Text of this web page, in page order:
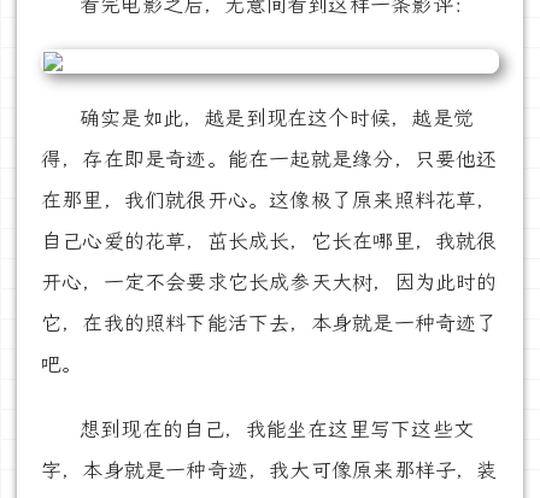
看完电影之后，无意间看到这样一条影评：
确实是如此，越是到现在这个时候，越是觉
得，存在即是奇迹。能在一起就是缘分，只要他还
在那里，我们就很开心。这像极了原来照料花草，
自己心爱的花草，茁长成长，它长在哪里，我就很
开心，一定不会要求它长成参天大树，因为此时的
它，在我的照料下能活下去，本身就是一种奇迹了
吧。
想到现在的自己，我能坐在这里写下这些文
字，本身就是一种奇迹，我大可像原来那样子，装